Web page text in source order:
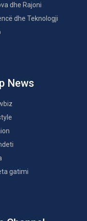
dhe Rajoni
dhe Teknologji
News
gatimi